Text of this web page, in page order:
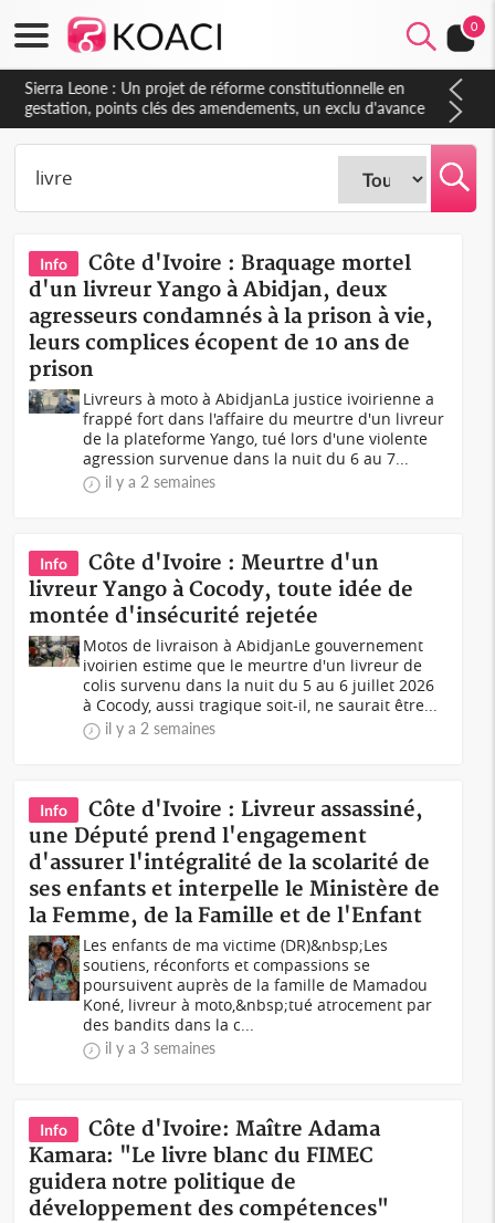
0
Sierra Leone : Un projet de réforme constitutionnelle en
gestation, points clés des amendements, un exclu d'avance
Info
Côte d'Ivoire : Braquage mortel
d'un livreur Yango à Abidjan, deux
agresseurs condamnés à la prison à vie,
leurs complices écopent de 10 ans de
prison
Livreurs à moto à AbidjanLa justice ivoirienne a
frappé fort dans l'affaire du meurtre d'un livreur
de la plateforme Yango, tué lors d'une violente
agression survenue dans la nuit du 6 au 7...
il y a 2 semaines
Info
Côte d'Ivoire : Meurtre d'un
livreur Yango à Cocody, toute idée de
montée d'insécurité rejetée
Motos de livraison à AbidjanLe gouvernement
ivoirien estime que le meurtre d'un livreur de
colis survenu dans la nuit du 5 au 6 juillet 2026
à Cocody, aussi tragique soit-il, ne saurait être...
il y a 2 semaines
Info
Côte d'Ivoire : Livreur assassiné,
une Député prend l'engagement
d'assurer l'intégralité de la scolarité de
ses enfants et interpelle le Ministère de
la Femme, de la Famille et de l'Enfant
Les enfants de ma victime (DR)&nbsp;Les
soutiens, réconforts et compassions se
poursuivent auprès de la famille de Mamadou
Koné, livreur à moto,&nbsp;tué atrocement par
des bandits dans la c...
il y a 3 semaines
Info
Côte d'Ivoire: Maître Adama
Kamara: "Le livre blanc du FIMEC
guidera notre politique de
développement des compétences"